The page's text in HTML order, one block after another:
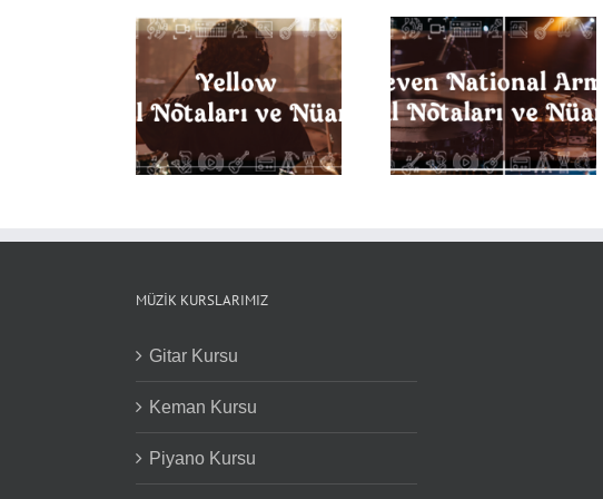
Seven Nation Army
Davul Notaları ve
Nüansları
Back in Black Davul
Notaları ve Nüansları
MÜZIK KURSLARIMIZ
Gitar Kursu
Keman Kursu
Piyano Kursu